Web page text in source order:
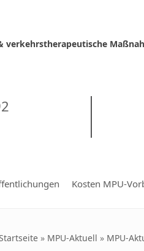
verkehrstherapeutische
Kosten MPU-
» MPU-Aktuell » MPU-